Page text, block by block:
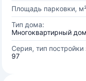
Площадь парковки,
Тип дома:
Многоквартирный дом
Серия, тип постройки
97